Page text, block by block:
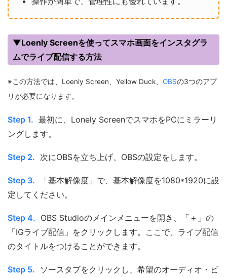
▼Loenly Screenを使ってスマホ画面をインスタグラ
ムでライブ配信する方法
※この方法では、Loenly Screen、Yellow Duck、 OBSの3つのアプ
リが必要になります。
Step 1. 最初に、Lonely ScreenでスマホをPCにミラーリ
ングします。
Step 2. 次にOBSを立ち上げ、OBSの設定をします。
Step 3.
「基本解像度」で、基本解像度を1080*1920に設
定してください。
Step 4. OBS Studioのメインメニューを開き、「＋」の
「IGライブ配信」をクリックします。ここで、ライブ配信
のタイトルをつけることができます。
Step 5.
ソースタブをクリックし、希望のオーディオ・ビ